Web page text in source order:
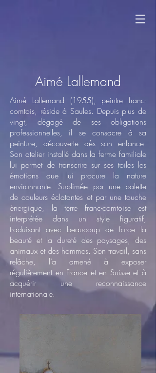
Aimé Lallemand
Aimé Lallemand (1955), peintre franc-
comtois, réside à Saules. Depuis plus de
vingt, dégagé de ses obligations
professionnelles, il se consacre à sa
peinture, découverte dès son enfance.
Son atelier installé dans la ferme familiale
lui permet de transcrire sur ses toiles les
émotions que lui procure la nature
environnante. Sublimée par une palette
de couleurs éclatantes et par une touche
énergique, la terre franc-comtoise est
interprétée dans un style figuratif,
traduisant avec beaucoup de force la
beauté et la dureté des paysages, des
animaux et des hommes. Son travail, sans
relâche, l’a amené à exposer
régulièrement en France et en Suisse et à
acquérir une reconnaissance
internationale.